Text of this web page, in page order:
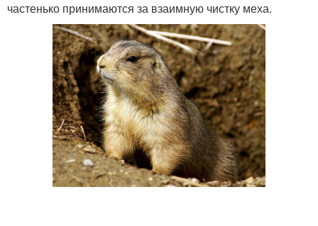
частенько принимаются за взаимную чистку меха.